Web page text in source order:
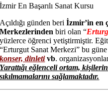
İzmir En Başarılı Sanat Kursu
Açıldığı günden beriİzmir’in en
Merkezlerindenbiri olan “
yüzlerce öğrenci yetiştirmiştir.
“Erturgut Sanat Merkezi” bu
konser, dinletivb.
Yarattığı eğlenceli ortam,
sıkılmamalarını sağlamaktadır.